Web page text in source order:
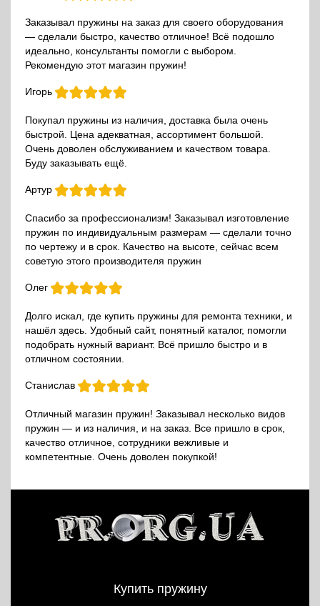
Заказывал пружины на заказ для своего оборудования
— сделали быстро, качество отличное! Всё подошло
идеально, консультанты помогли с выбором.
Рекомендую этот магазин пружин!
Игорь
Покупал пружины из наличия, доставка была очень
быстрой. Цена адекватная, ассортимент большой.
Очень доволен обслуживанием и качеством товара.
Буду заказывать ещё.
Артур
Спасибо за профессионализм! Заказывал изготовление
пружин по индивидуальным размерам — сделали точно
по чертежу и в срок. Качество на высоте, сейчас всем
советую этого производителя пружин
Олег
Долго искал, где купить пружины для ремонта техники, и
нашёл здесь. Удобный сайт, понятный каталог, помогли
подобрать нужный вариант. Всё пришло быстро и в
отличном состоянии.
Станислав
Отличный магазин пружин! Заказывал несколько видов
пружин — и из наличия, и на заказ. Все пришло в срок,
качество отличное, сотрудники вежливые и
компетентные. Очень доволен покупкой!
Купить пружину